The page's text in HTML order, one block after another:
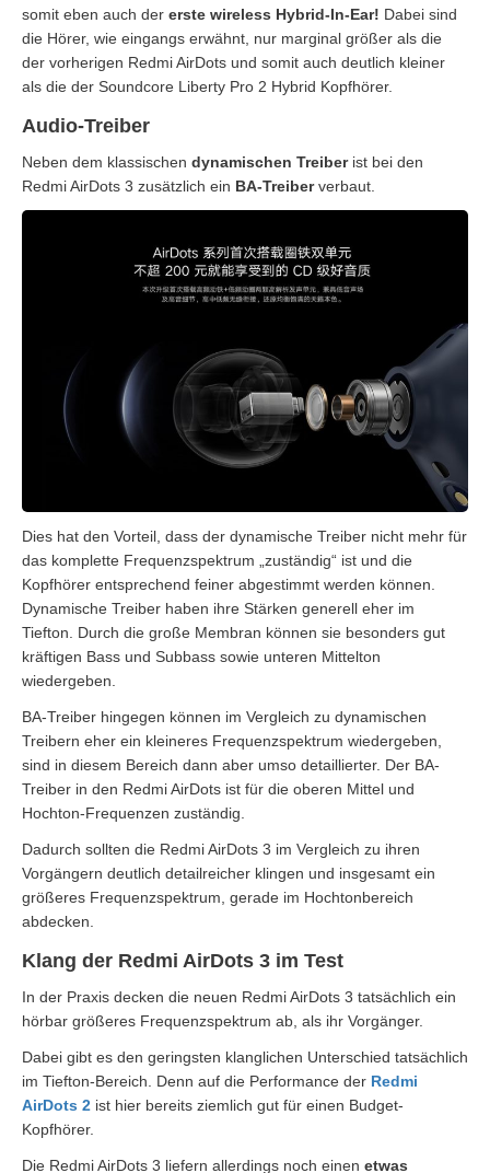
somit eben auch der erste wireless Hybrid-In-Ear! Dabei sind
die Hörer, wie eingangs erwähnt, nur marginal größer als die
der vorherigen Redmi AirDots und somit auch deutlich kleiner
als die der Soundcore Liberty Pro 2 Hybrid Kopfhörer.
Audio-Treiber
Neben dem klassischen dynamischen Treiberist bei den
Redmi AirDots 3 zusätzlich ein BA-Treiberverbaut.
Dies hat den Vorteil, dass der dynamische Treiber nicht mehr für
das komplette Frequenzspektrum „zuständig“ ist und die
Kopfhörer entsprechend feiner abgestimmt werden können.
Dynamische Treiber haben ihre Stärken generell eher im
Tiefton. Durch die große Membran können sie besonders gut
kräftigen Bass und Subbass sowie unteren Mittelton
wiedergeben.
BA-Treiber hingegen können im Vergleich zu dynamischen
Treibern eher ein kleineres Frequenzspektrum wiedergeben,
sind in diesem Bereich dann aber umso detaillierter. Der BA-
Treiber in den Redmi AirDots ist für die oberen Mittel und
Hochton-Frequenzen zuständig.
Dadurch sollten die Redmi AirDots 3 im Vergleich zu ihren
Vorgängern deutlich detailreicher klingen und insgesamt ein
größeres Frequenzspektrum, gerade im Hochtonbereich
abdecken.
Klang der Redmi AirDots 3 im Test
In der Praxis decken die neuen Redmi AirDots 3 tatsächlich ein
hörbar größeres Frequenzspektrum ab, als ihr Vorgänger.
Dabei gibt es den geringsten klanglichen Unterschied tatsächlich
im Tiefton-Bereich. Denn auf die Performance der Redmi
AirDots 2 ist hier bereits ziemlich gut für einen Budget-
Kopfhörer.
Die Redmi AirDots 3 liefern allerdings noch einen etwas